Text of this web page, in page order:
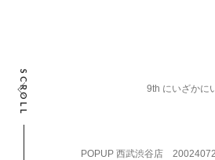
SCROLL 9th にいざかに
POPUP 西武渋谷店